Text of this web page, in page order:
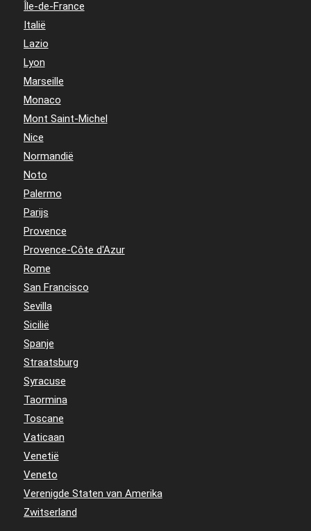
Île-de-France
Italië
Lazio
Lyon
Marseille
Monaco
Mont Saint-Michel
Nice
Normandië
Noto
Palermo
Parijs
Provence
Provence-Côte d'Azur
Rome
San Francisco
Sevilla
Sicilië
Spanje
Straatsburg
Syracuse
Taormina
Toscane
Vaticaan
Venetië
Veneto
Verenigde Staten van Amerika
Zwitserland